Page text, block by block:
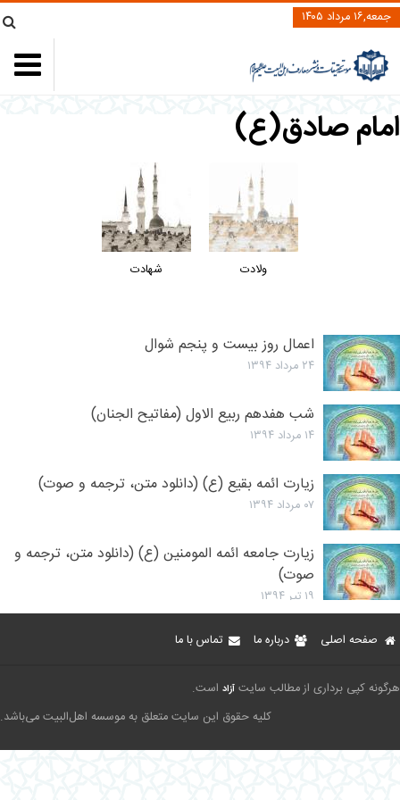
جمعه,۱۶ مرداد ۱۴۰۵
امام صادق(ع)
ولادت شهادت
اعمال روز بیست و پنجم شوال
۲۴ مرداد ۱۳۹۴
شب هفدهم ربیع الاول (مفاتیح الجنان)
۱۴ مرداد ۱۳۹۴
زیارت ائمه بقیع (ع) (دانلود متن، ترجمه و صوت)
۰۷ مرداد ۱۳۹۴
زیارت جامعه ائمه المومنین (ع) (دانلود متن، ترجمه و
صوت)
۱۹ تیر ۱۳۹۴
صفحه اصلی درباره ما تماس با ما
هرگونه کپی برداری از مطالب سایت آزاد است.
کلیه حقوق این سایت متعلق به موسسه اهل‌البیت می‌باشد.